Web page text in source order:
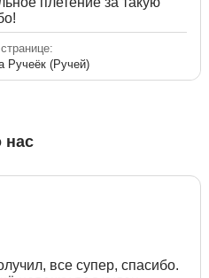
Ручеёк (Ручей)
нас
все супер, спасибо.